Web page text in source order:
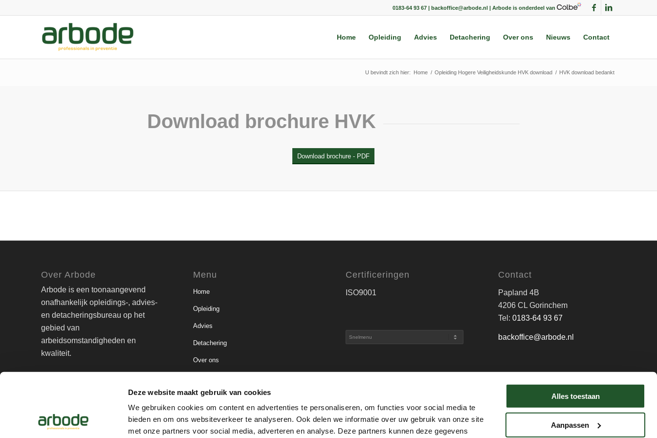
Deze website maakt gebruik van cookies
We gebruiken cookies om content en advertenties te personaliseren, om functies voor social media te
bieden en om ons websiteverkeer te analyseren. Ook delen we informatie over uw gebruik van onze site
met onze partners voor social media, adverteren en analyse. Deze partners kunnen deze gegevens
Alles toestaan
Aanpassen
0183-64 93 67 | backoffice@arbode.nl | Arbode is onderdeel van
Home Opleiding Advies Detachering Over ons Nieuws Contact
U bevindt zich hier: Home / Opleiding Hogere Veiligheidskunde HVK download / HVK download bedankt
Download brochure HVK
Download brochure - PDF
Over Arbode
Arbode is een toonaangevend
onafhankelijk opleidings-, advies-
en detacheringsbureau op het
gebied van
arbeidsomstandigheden en
kwaliteit.
Menu
Home
Opleiding
Advies
Detachering
Over ons
Certificeringen
ISO9001
Contact
Papland 4B
4206 CL Gorinchem
Tel:0183-64 93 67
backoffice@arbode.nl
© Copyright - arbode | Professionals in preventie Disclaimer